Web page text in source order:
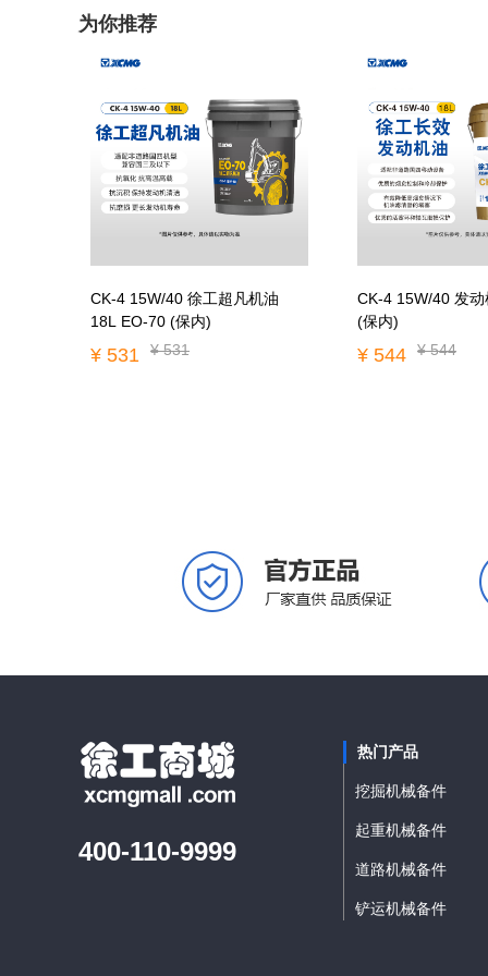
为你推荐
CK-4 15W/40 徐工超凡机油
18L EO-70 (保内)
¥ 531 ¥ 531
CK-4 15W/40 发
(保内)
¥ 544 ¥ 544
400-110-9999
热门产品
挖掘机械备件
起重机械备件
道路机械备件
铲运机械备件